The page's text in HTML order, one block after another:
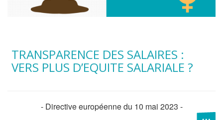
TRANSPARENCE DES SALAIRES :
VERS PLUS D’EQUITE SALARIALE ?
- Directive européenne du 10 mai 2023 -